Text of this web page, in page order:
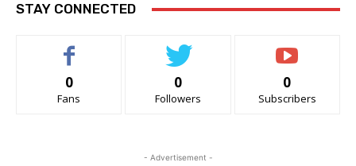
STAY CONNECTED
0
Fans
0
Followers
0
Subscribers
- Advertisement -